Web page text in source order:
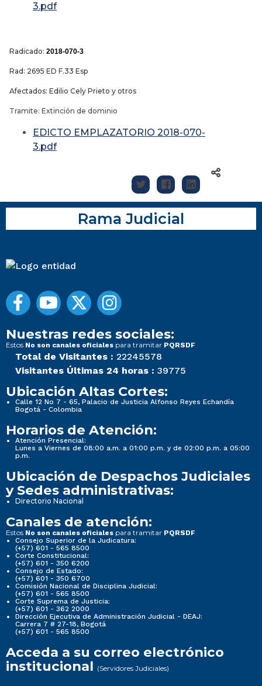
3.pdf
Radicado: 2018-070-3
Rad: 2695 ED F.33 Esp
Afectados: Edilio Cely Prieto y otros
Tramite: Extinción de dominio
EDICTO EMPLAZATORIO 2018-070-
3.pdf
Rama Judicial
Nuestras redes sociales:
Estos No son canales oficiales para tramitar PQRSDF
Total de Visitantes : 22245578
Visitantes Últimas 24 horas : 39775
Ubicación Altas Cortes:
Calle 12 No 7 - 65, Palacio de Justicia Alfonso Reyes Echandía
Bogotá - Colombia
Horarios de Atención:
Atención Presencial:
Lunes a Viernes de 08:00 a.m. a 01:00 p.m. y de 02:00 p.m. a 05:00
p.m.
Ubicación de Despachos Judiciales
y Sedes administrativas:
Directorio Nacional
Canales de atención:
Estos No son canales oficiales para tramitar PQRSDF
Consejo Superior de la Judicatura:
(+57) 601 - 565 8500
Corte Constitucional:
(+57) 601 - 350 6200
Consejo de Estado:
(+57) 601 - 350 6700
Comisión Nacional de Disciplina Judicial:
(+57) 601 - 565 8500
Corte Suprema de Justicia:
(+57) 601 - 362 2000
Dirección Ejecutiva de Administración Judicial - DEAJ:
Carrera 7 # 27-18, Bogotá
(+57) 601 - 565 8500
Acceda a su correo electrónico
institucional (Servidores Judiciales)